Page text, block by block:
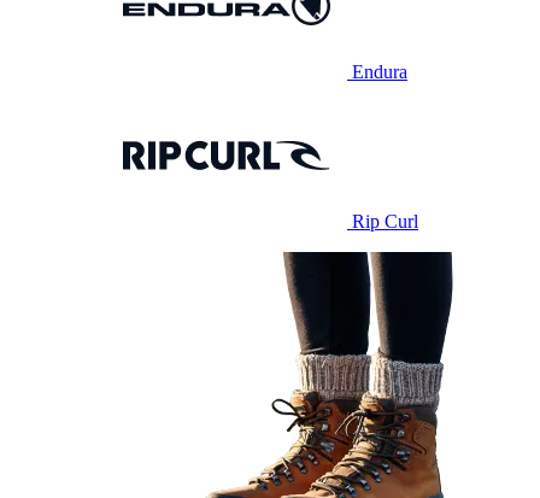
Endura
Rip Curl